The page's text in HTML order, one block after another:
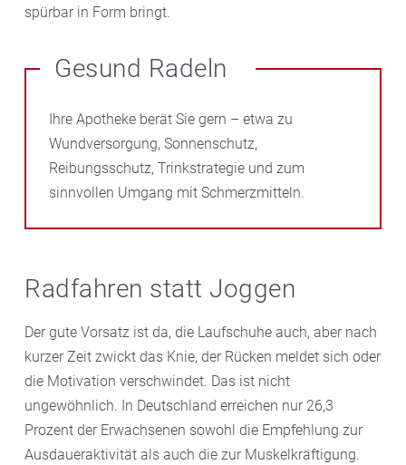
spürbar in Form bringt.
Gesund Radeln
Ihre Apotheke berät Sie gern – etwa zu
Wundversorgung, Sonnenschutz,
Reibungsschutz, Trinkstrategie und zum
sinnvollen Umgang mit Schmerzmitteln.
Radfahren statt Joggen
Der gute Vorsatz ist da, die Laufschuhe auch, aber nach
kurzer Zeit zwickt das Knie, der Rücken meldet sich oder
die Motivation verschwindet. Das ist nicht
ungewöhnlich. In Deutschland erreichen nur 26,3
Prozent der Erwachsenen sowohl die Empfehlung zur
Ausdaueraktivität als auch die zur Muskelkräftigung.